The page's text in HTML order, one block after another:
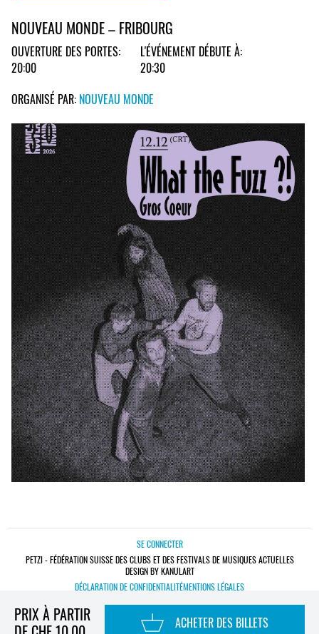
PRIX À PARTIR
ACHETER DES BILLETS
NOUVEAU MONDE – FRIBOURG
OUVERTURE DES PORTES:
20:00
L'ÉVÉNEMENT DÉBUTE À:
20:30
ORGANISÉ PAR: NOUVEAU MONDE
SE CONNECTER
PETZI - FÉDÉRATION SUISSE DES CLUBS ET DES FESTIVALS DE MUSIQUES ACTUELLES
DESIGN BY KANULART
DÉCLARATION DE CONFIDENTIALITÉMENTIONS LÉGALES